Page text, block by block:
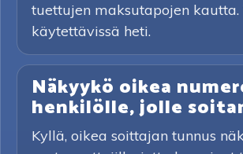
tuettujen maksutapojen
käytettävissä heti.
Näkyykö oikea
henkilölle, jolle
Kyllä, oikea soittajan tunnus